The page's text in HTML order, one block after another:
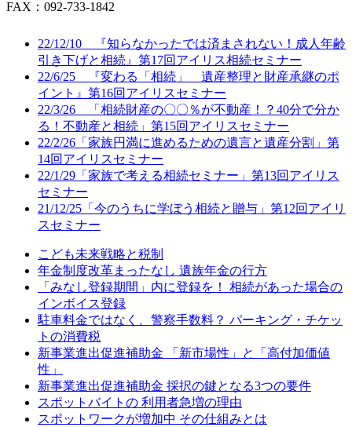
FAX：092-733-1842
22/12/10 『知らなかったでは済まされない！成人年齢
引き下げと相続』第17回アイリス相続セミナー
22/6/25 『変わる「相続」 遺産整理と財産承継のポ
イント』第16回アイリスセミナー
22/3/26 「相続財産の〇〇％が不動産！？40分で分か
る！不動産と相続」第15回アイリスセミナー
22/2/26「家族円満に進めるための遺言と遺産分割」第
14回アイリスセミナー
22/1/29「家族で考える相続セミナー」第13回アイリス
セミナー
21/12/25「今のうちに学ぼう相続と贈与」第12回アイリ
スセミナー
こども未来戦略と税制
年金制度改革まったなし 遺族年金の行方
「みなし登録期間」内に登録を！ 相続があった場合の
インボイス登録
駐車料金ではなく、警察手数料？ パーキング・チケッ
トの消費税
新事業進出促進補助金 「新市場性」と「高付加価値
性」
新事業進出促進補助金 採択の鍵となる3つの要件
スポットバイトの 利用者急増の理由
スポットワークが増加中 その仕組みとは